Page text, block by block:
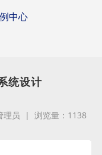
中心
统设计
理员 | 浏览量：1138